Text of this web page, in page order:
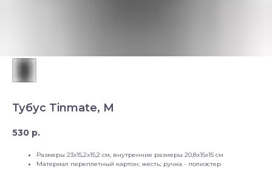
Тубус Tinmate, M
530 р.
Размеры 23x15,2x15,2 см, внутренние размеры 20,8x15x15 см
Материал переплетный картон; жесть; ручка - полиэстер